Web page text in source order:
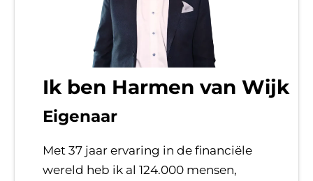
Ik ben Harmen van Wijk
Eigenaar
Met 37 jaar ervaring in de financiële
wereld heb ik al 124.000 mensen,